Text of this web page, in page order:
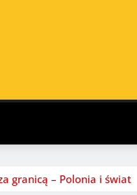
granicą – Polonia i świat